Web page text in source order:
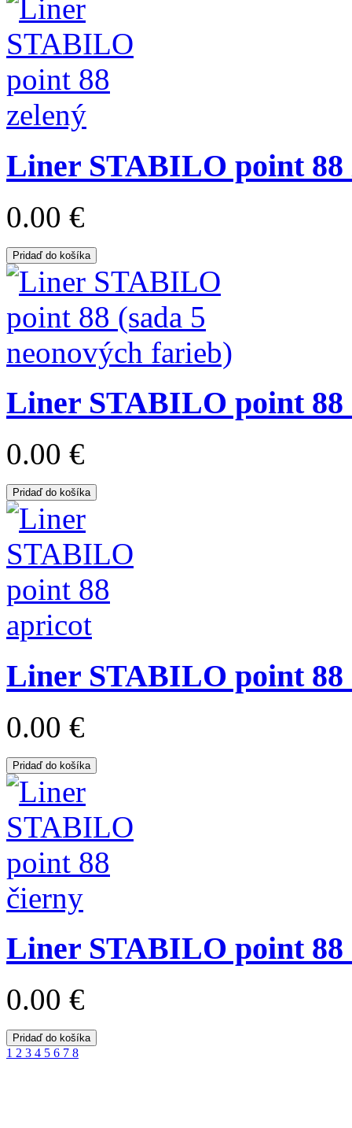
Liner STABILO point 88
0.00 €
Pridaď do košíka
Liner STABILO point 88
0.00 €
Pridaď do košíka
Liner STABILO point 88
0.00 €
Pridaď do košíka
Liner STABILO point 88
0.00 €
Pridaď do košíka
1 2 3 4 5 6 7 8